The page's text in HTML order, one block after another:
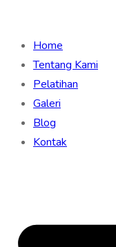
Home
Tentang Kami
Pelatihan
Galeri
Blog
Kontak